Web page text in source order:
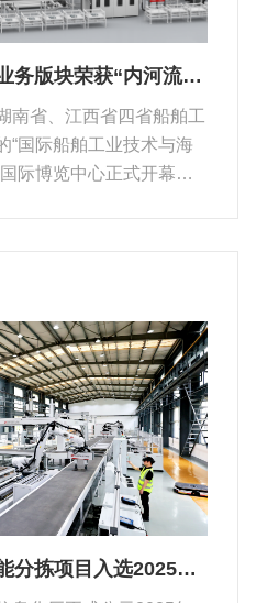
华工科技智能制造业务版块荣获“内河流域船舶与海洋工程行业新质生产力表彰...
南省、江西省四省船舶工
“国际船舶工业技术与海
际博览中心正式开幕，
喜报！华工赛百智能分拣项目入选2025年湖北省人工智能典型应用场景